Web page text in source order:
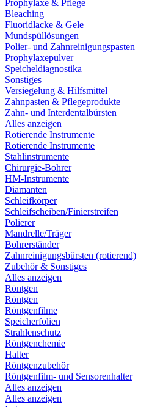
Prophylaxe & Pflege
Bleaching
Fluoridlacke & Gele
Mundspüllösungen
Polier- und Zahnreinigungspasten
Prophylaxepulver
Speicheldiagnostika
Sonstiges
Versiegelung & Hilfsmittel
Zahnpasten & Pflegeprodukte
Zahn- und Interdentalbürsten
Alles anzeigen
Rotierende Instrumente
Rotierende Instrumente
Stahlinstrumente
Chirurgie-Bohrer
HM-Instrumente
Diamanten
Schleifkörper
Schleifscheiben/Finierstreifen
Polierer
Mandrelle/Träger
Bohrerständer
Zahnreinigungsbürsten (rotierend)
Zubehör & Sonstiges
Alles anzeigen
Röntgen
Röntgen
Röntgenfilme
Speicherfolien
Strahlenschutz
Röntgenchemie
Halter
Röntgenzubehör
Röntgenfilm- und Sensorenhalter
Alles anzeigen
Alles anzeigen